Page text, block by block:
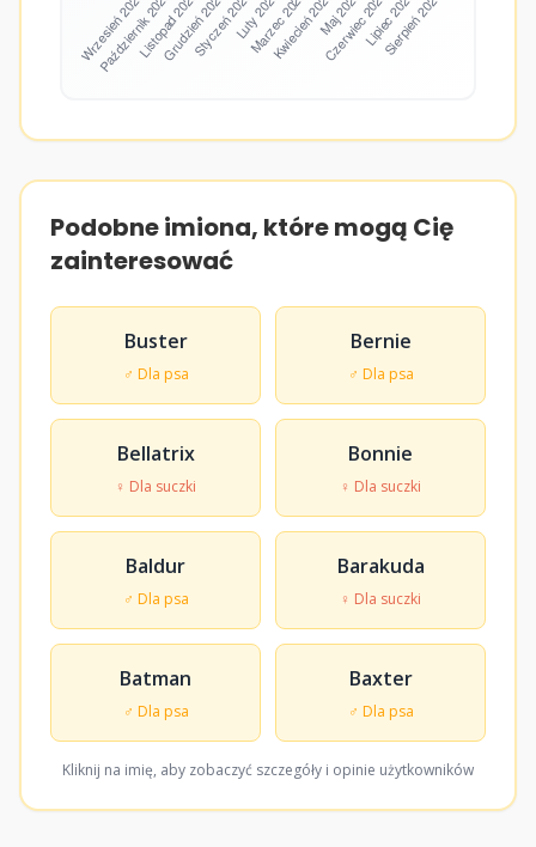
Podobne imiona, które mogą Cię
zainteresować
Buster
♂ Dla psa
Bernie
♂ Dla psa
Bellatrix
♀ Dla suczki
Bonnie
♀ Dla suczki
Baldur
♂ Dla psa
Barakuda
♀ Dla suczki
Batman
♂ Dla psa
Baxter
♂ Dla psa
Kliknij na imię, aby zobaczyć szczegóły i opinie użytkowników